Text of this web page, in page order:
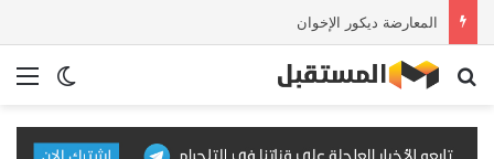
المعارضة ديكور الإخوان
الوضع بحث عن